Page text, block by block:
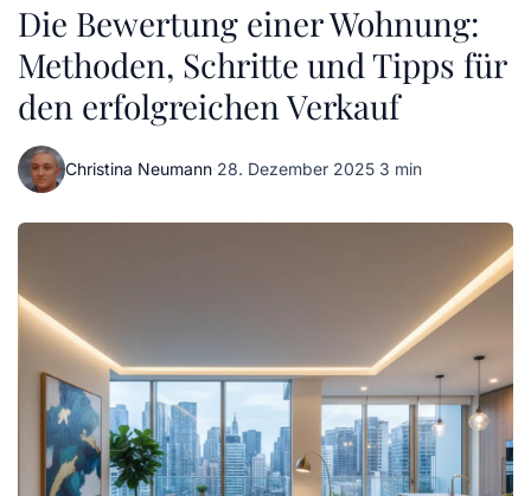
Die Bewertung einer Wohnung:
Methoden, Schritte und Tipps für
den erfolgreichen Verkauf
Christina Neumann·28. Dezember 2025·3 min